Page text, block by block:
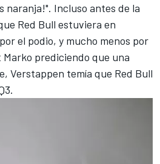
naranja!". Incluso antes de la
Red Bull estuviera en
el podio, y mucho menos por
prediciendo que una
Verstappen temía que Red Bull